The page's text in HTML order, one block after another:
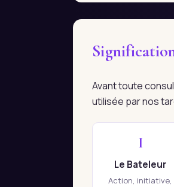
Avant toute
utilisée par nos
I
Le Bateleur
Action, initiative,